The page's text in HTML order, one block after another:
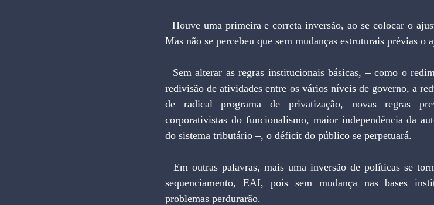
Mas não se percebeu que sem mudanças estruturais prévias o
redivisão de atividades entre os vários níveis de governo, a
de radical programa de privatização, novas regras
corporativistas do funcionalismo, maior independência da
do sistema tributário –, o déficit do público se perpetuará.
sequenciamento, EAI, pois sem mudança nas bases
problemas perdurarão.